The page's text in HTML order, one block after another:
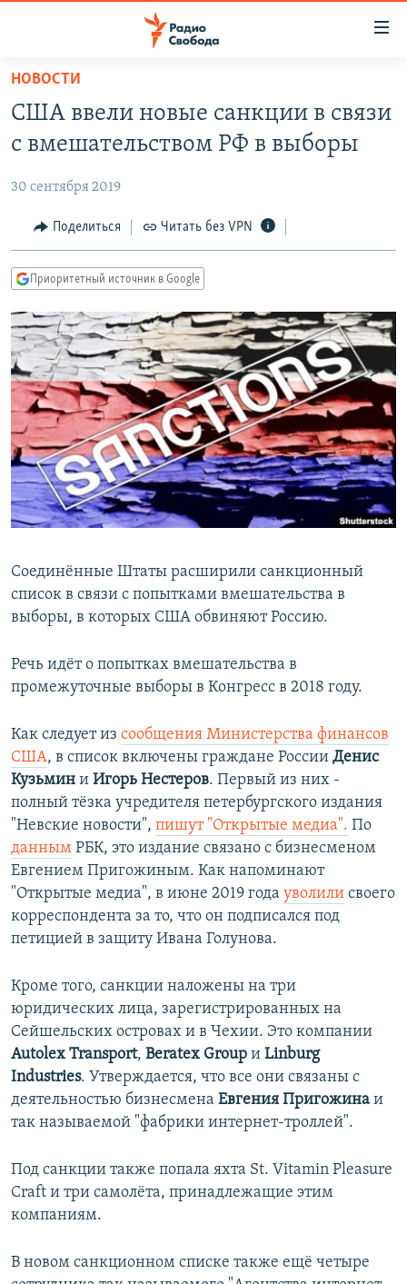
упрощенного
доступа
основному
Вернутся
главной
навигации
Вернутся
поиску
ЦИТАТЫ СВОБОДЫ
МНЕНИЯ
IDEL.РЕАЛИИ
КАВКАЗ.РЕАЛИИ
СЕВЕР.РЕАЛИИ
СИБИРЬ.РЕАЛИИ
РАСПИСАНИЕ ВЕЩАНИЯ
ПОДПИШИТЕСЬ НА РАССЫЛКУ
СОЦИАЛЬНЫЕ СЕТИ
Все сайты РСЕ/РС
НОВОСТИ
США ввели новые санкции в связи
с вмешательством РФ в выборы
30 сентября 2019
Поделиться Читать без VPN
Приоритетный источник в Google
Соединённые Штаты расширили санкционный
список в связи с попытками вмешательства в
выборы, в которых США обвиняют Россию.
Речь идёт о попытках вмешательства в
промежуточные выборы в Конгресс в 2018 году.
Как следует из сообщения Министерства финансов
США, в список включены граждане России Денис
Кузьмин и Игорь Нестеров. Первый из них -
полный тёзка учредителя петербургского издания
"Невские новости", пишут "Открытые медиа". По
данным РБК, это издание связано с бизнесменом
Евгением Пригожиным. Как напоминают
"Открытые медиа", в июне 2019 года уволили своего
корреспондента за то, что он подписался под
петицией в защиту Ивана Голунова.
Кроме того, санкции наложены на три
юридических лица, зарегистрированных на
Сейшельских островах и в Чехии. Это компании
Autolex Transport, Beratex Group и Linburg
Industries. Утверждается, что все они связаны с
деятельностью бизнесмена Евгения Пригожина и
так называемой "фабрики интернет-троллей".
Под санкции также попала яхта St. Vitamin Pleasure
Craft и три самолёта, принадлежащие этим
компаниям.
В новом санкционном списке также ещё четыре